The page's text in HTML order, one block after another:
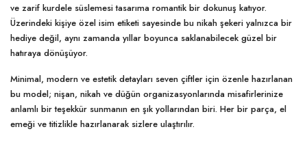
ve zarif kurdele süslemesi tasarıma romantik bir dokunuş katıyor.
Üzerindeki kişiye özel isim etiketi sayesinde bu nikah şekeri yalnızca bir
hediye değil, aynı zamanda yıllar boyunca saklanabilecek güzel bir
hatıraya dönüşüyor.
Minimal, modern ve estetik detayları seven çiftler için özenle hazırlanan
bu model; nişan, nikah ve düğün organizasyonlarında misafirlerinize
anlamlı bir teşekkür sunmanın en şık yollarından biri. Her bir parça, el
emeği ve titizlikle hazırlanarak sizlere ulaştırılır.